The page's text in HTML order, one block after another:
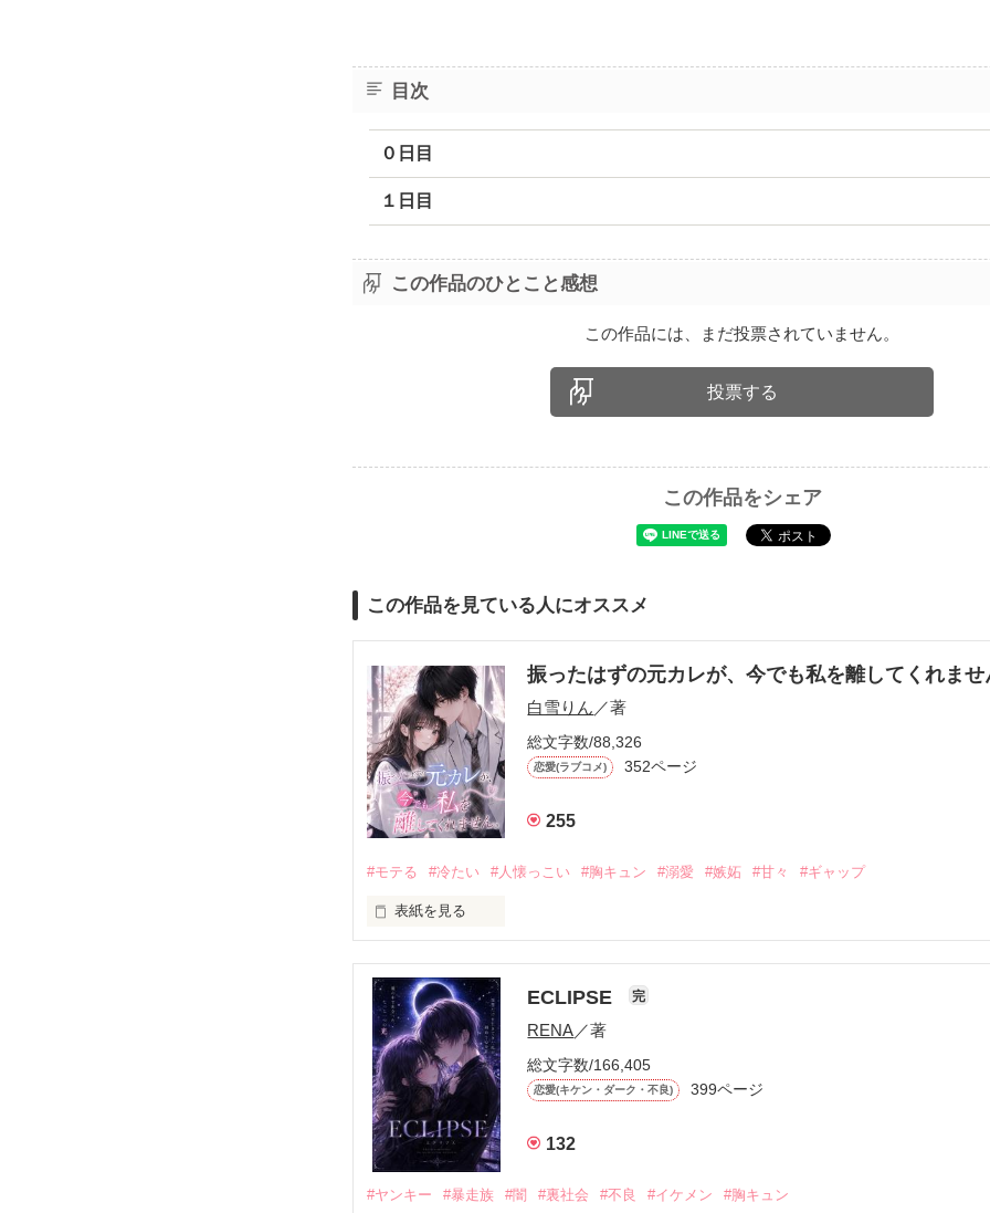
目次
０日目
１日目
この作品のひとこと感想
この作品には、まだ投票されていません。
投票する
この作品をシェア
この作品を見ている人にオススメ
振ったはずの元カレが、今でも私を離してくれませ
白雪りん ／著
総文字数/88,326
恋愛(ラブコメ) 352ページ
255
#モテる #冷たい #人懐っこい #胸キュン #溺愛 #嫉妬 #甘々 #ギャップ
表紙を見る
モテる人を好きになるのが怖かった。
だから私は、中学時代に大好きだった彼を自分から振った。
もう会うことはないと思っていたのに、
高校生になって再会した彼は、隣の学校で”王子様”と呼ばれる人気者になっていた。
他の女の子には冷たいのに
ECLIPSE 完
RENA／著
総文字数/166,405
恋愛(キケン・ダーク・不良) 399ページ
132
#ヤンキー #暴走族 #闇 #裏社会 #不良 #イケメン #胸キュン